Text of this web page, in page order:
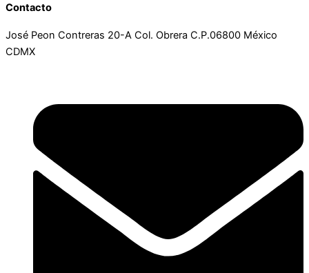
Contacto
José Peon Contreras 20-A Col. Obrera C.P.06800 México
CDMX